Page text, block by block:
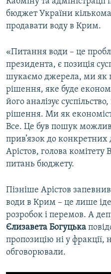
бюджет України
продавати воду в Крим.
«Питання води – це
президента, є позиція
шукаємо джерела, ми як
рішення, яке буде
його аналізує
рішення. Ми як
Все. Це був пошук
прив’язок до
Арістов, голова комітету
питань бюджету.
Пізніше Арістов запевнив
води в Крим – це лише
розробок і перемов. А
Єлизавета Богуцька
пропозицію ні у фракції,
обговорювали.